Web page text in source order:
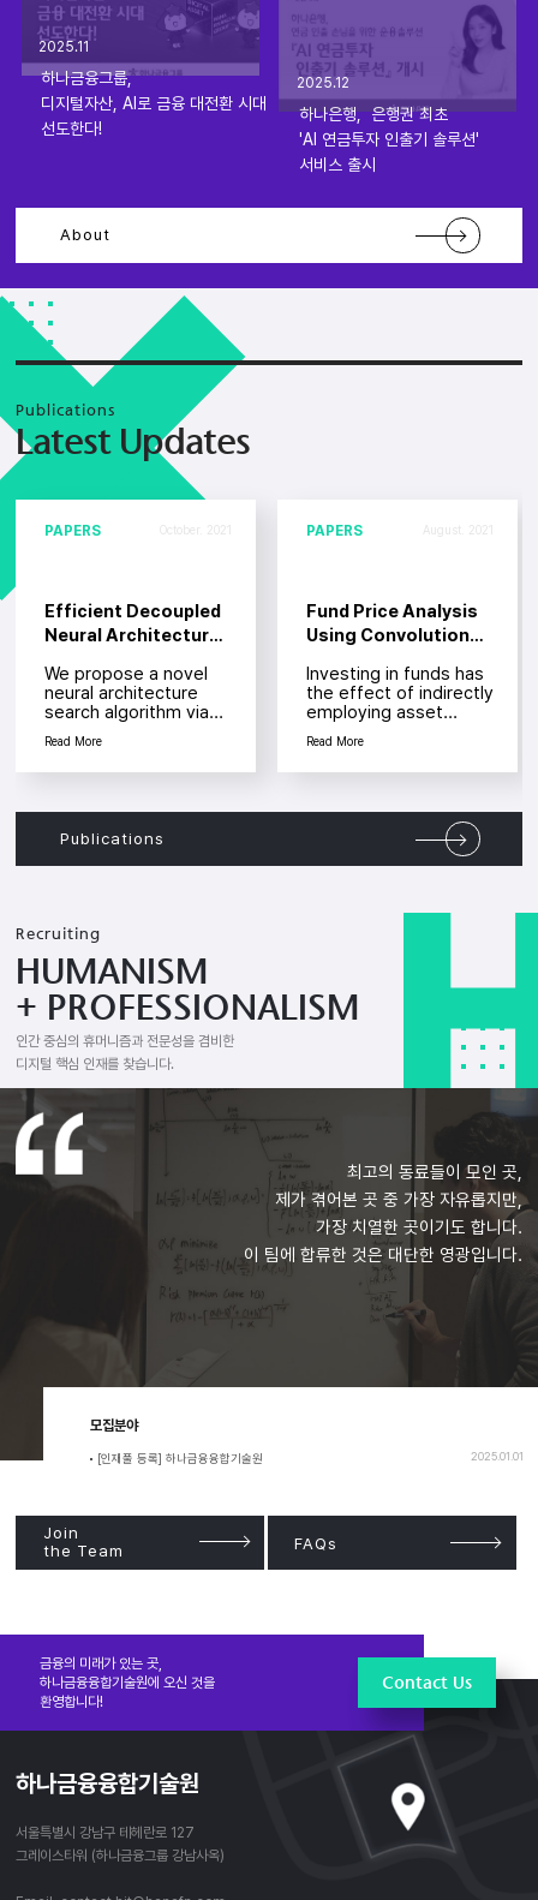
2025.11
하나금융그룹,
디지털자산, AI로 금융 대전환 시대
선도한다!
2025.12
하나은행,  은행권 최초
'AI 연금투자 인출기 솔루션'
서비스 출시
About
Publications
Latest Updates
PAPERS
Efficient Decoupled
Neural Architecture
and Operation
Sampling
We propose a novel
neural architecture
search algorithm via
by decoupling...
Read More
PAPERS August. 2021
Fund Price Analysis
Using Convolutional
Multiple Variables
Investing in funds has
the effect of indirectly
employing asset
professionals with
sp...
Read More
Publications
Recruiting
HUMANISM
+ PROFESSIONALISM
인간 중심의 휴머니즘과 전문성을 겸비한
디지털 핵심 인재를 찾습니다.
최고의 동료들이 모인 곳,
제가 겪어본 곳 중 가장 자유롭지만,
가장 치열한 곳이기도 합니다.
이 팀에 합류한 것은 대단한 영광입니다.
모집분야
[인재풀 등록] 하나금융융합기술원 2025.01.01
Join
the Team
FAQs
Contact Us
금융의 미래가 있는 곳,
하나금융융합기술원에 오신 것을
환영합니다!
하나금융융합기술원
서울특별시 강남구 테헤란로 127
그레이스타워 (하나금융그룹 강남사옥)